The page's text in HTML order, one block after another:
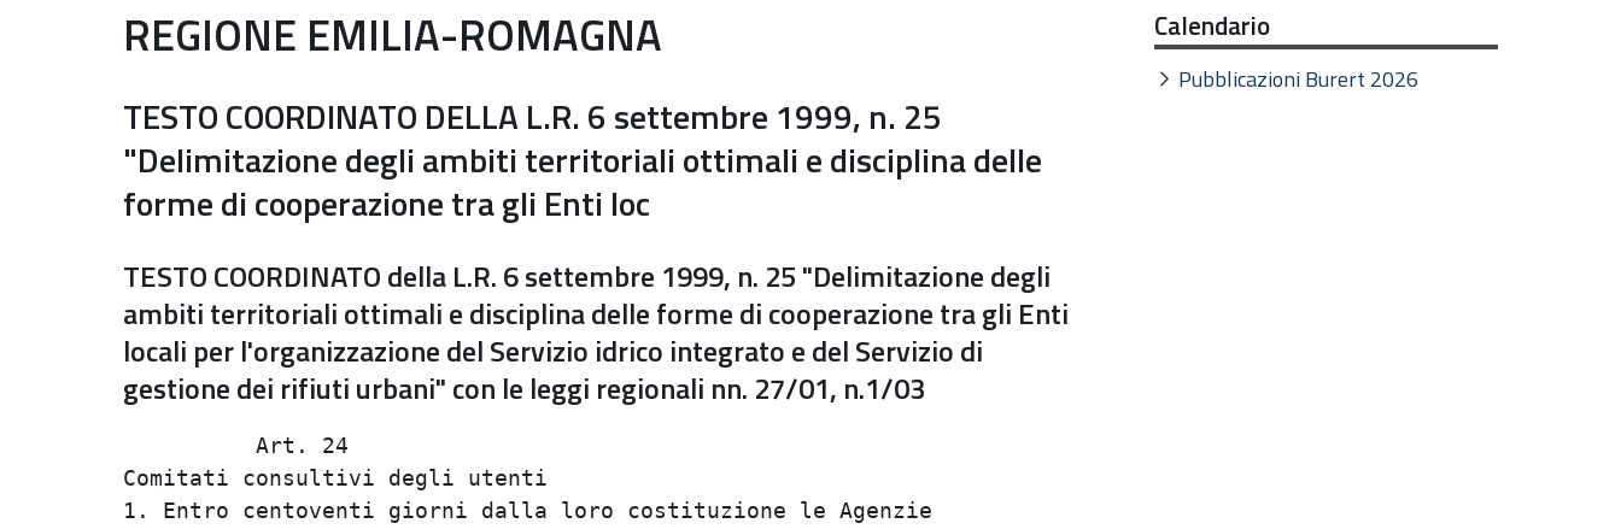
REGIONE EMILIA-ROMAGNA
TESTO COORDINATO DELLA L.R. 6 settembre 1999, n. 25
"Delimitazione degli ambiti territoriali ottimali e disciplina delle
forme di cooperazione tra gli Enti loc
TESTO COORDINATO della L.R. 6 settembre 1999, n. 25 "Delimitazione degli
ambiti territoriali ottimali e disciplina delle forme di cooperazione tra gli Enti
locali per l'organizzazione del Servizio idrico integrato e del Servizio di
gestione dei rifiuti urbani" con le leggi regionali nn. 27/01, n.1/03
          Art. 24
Comitati consultivi degli utenti
1. Entro centoventi giorni dalla loro costituzione le Agenzie
Calendario
Pubblicazioni Burert 2026